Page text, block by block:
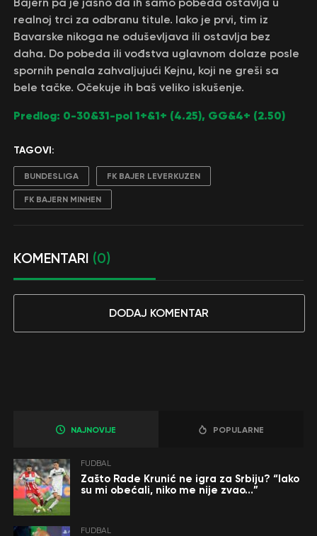
realnoj trci za odbranu titule. Iako je prvi, tim iz
Bavarske nikoga ne oduševljava ili ostavlja bez
daha. Do pobeda ili vođstva uglavnom dolaze posle
spornih penala zahvaljujući Kejnu, koji ne greši sa
bele tačke. Očekuje ih baš veliko iskušenje.
Predlog: 0-30&31-pol 1+&1+ (4.25), GG&4+ (2.50)
TAGOVI:
BUNDESLIGA FK BAJER LEVERKUZEN
FK BAJERN MINHEN
KOMENTARI (0)
DODAJ KOMENTAR
NAJNOVIJE POPULARNE
FUDBAL
Zašto Rade Krunić ne igra za Srbiju? “Iako
su mi obećali, niko me nije zvao…”
FUDBAL